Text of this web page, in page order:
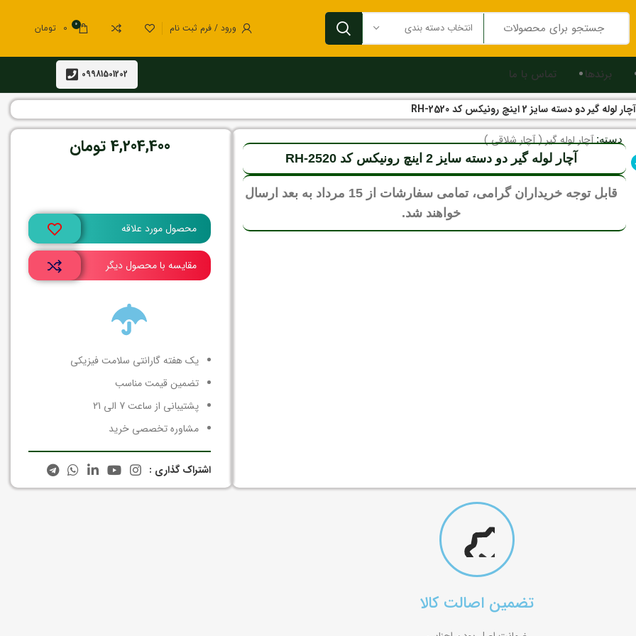
انتخاب دسته بندی ورود / فرم ثبت نام 0
0 تومان
برندها تماس با ما 09981501202
آچار لوله گیر دو دسته سایز 2 اینچ رونیکس کد RH-2520
دسته: آچار لوله گیر ( آچار شلاقی )
آچار لوله گیر دو دسته سایز 2 اینچ رونیکس کد RH-2520
قابل توجه خریداران گرامی، تمامی سفارشات از 15 مرداد به بعد ارسال
خواهند شد.
4,204,400 تومان
محصول مورد علاقه
مقایسه با محصول دیگر
یک هفته گارانتی سلامت فیزیکی
تضمین قیمت مناسب
پشتیبانی از ساعت 7 الی 21
مشاوره تخصصی خرید
اشتراک گذاری :
تضمین اصالت کالا